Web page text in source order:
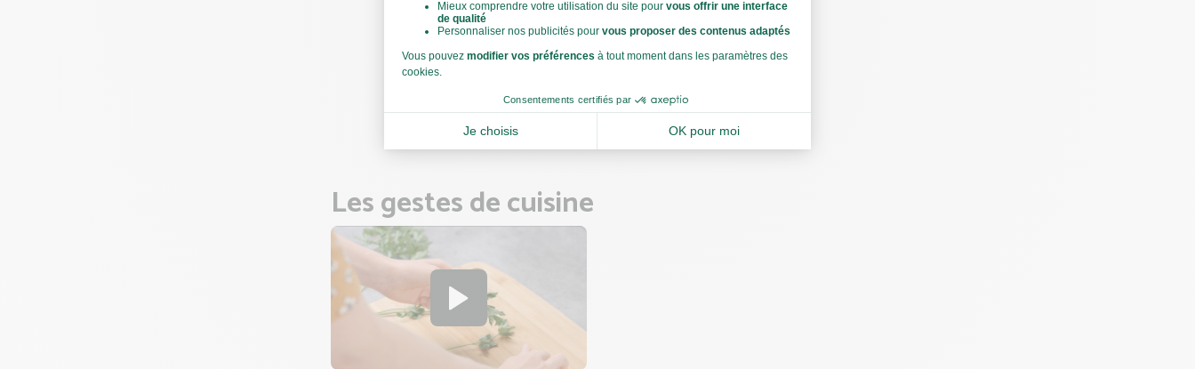
Déposez les hasselbacks de topinambours (chair vers le bas), la patate douce (chair
vers le haut) et la tête d'ail sur une plaque allant au four.
Déposez les cuisses de poulet dans un plat allant au four. Versez un filet d'huile d'olive
sur les topinambours, la patate douce et le poulet. Salez et poivrez.
Enfournez le tout 35 à 45 min jusqu'à ce que le poulet soit cuit à coeur (la chair n'est
plus rose) et que les légumes soient fondants.
Les gestes de cuisine